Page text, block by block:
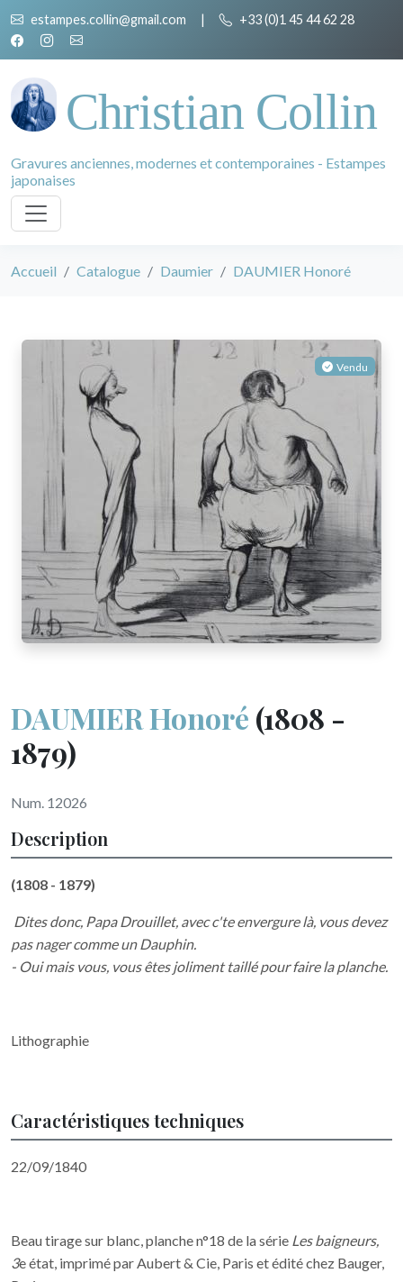
estampes.collin@gmail.com | +33 (0)1 45 44 62 28
Christian Collin
Gravures anciennes, modernes et contemporaines - Estampes
japonaises
Accueil Catalogue Daumier DAUMIER Honoré
Vendu
DAUMIER Honoré (1808 -
1879)
Num. 12026
Description
(1808 - 1879)
Dites donc, Papa Drouillet, avec c'te envergure là, vous devez
pas nager comme un Dauphin.
- Oui mais vous, vous êtes joliment taillé pour faire la planche.
Lithographie
Caractéristiques techniques
22/09/1840
Beau tirage sur blanc, planche n°18 de la série Les baigneurs,
3e état, imprimé par Aubert & Cie, Paris et édité chez Bauger,